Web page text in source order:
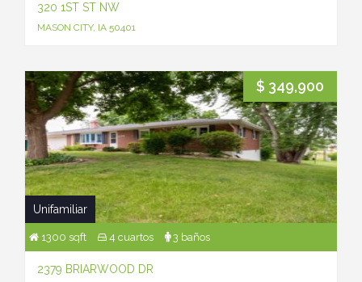
320 1ST ST NW
MASON CITY, IA 50401
$ 349,900
Unifamiliar
1300 sqft 4 cuartos 3 baños
2379 BRIARWOOD DR